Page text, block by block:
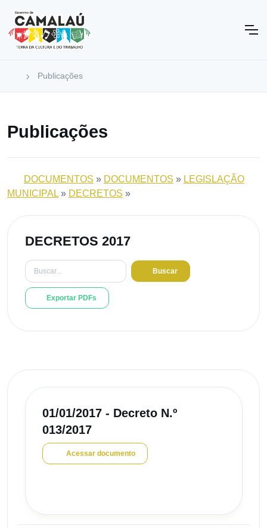
Publicações
Publicações
DOCUMENTOS » DOCUMENTOS » LEGISLAÇÃO
MUNICIPAL » DECRETOS »
DECRETOS 2017
Buscar
Exportar PDFs
01/01/2017 - Decreto N.º
013/2017
Acessar documento